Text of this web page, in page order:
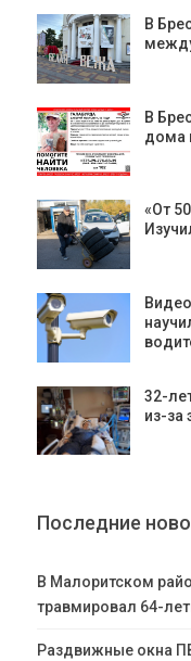
В
В
дома
«От
32-
из-за
Последние
В Малоритском
травмировал 64-
Раздвижные окна